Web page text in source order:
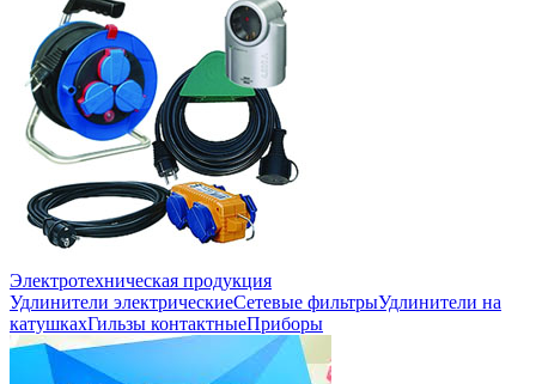
Электротехническая продукция
Удлинители электрическиеСетевые фильтрыУдлинители на
катушкахГильзы контактныеПриборы